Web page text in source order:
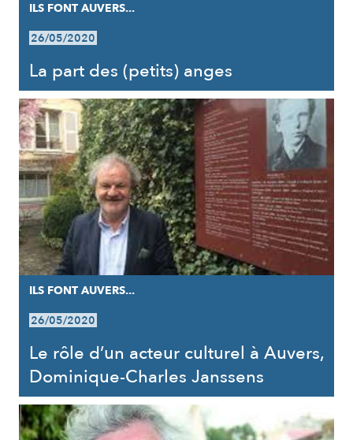
ILS FONT AUVERS...
26/05/2020
La part des (petits) anges
ILS FONT AUVERS...
26/05/2020
Le rôle d’un acteur culturel à Auvers,
Dominique-Charles Janssens